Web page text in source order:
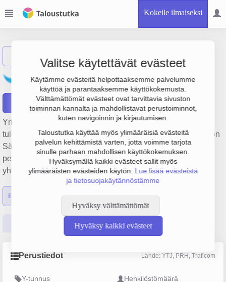
Kokeile ilmaiseksi
Valitse käytettävät evästeet
Käytämme evästeitä helpottaaksemme palvelumme
käyttöä ja parantaaksemme käyttökokemusta.
Välttämättömät evästeet ovat tarvittavia sivuston
toiminnan kannalta ja mahdollistavat perustoiminnot,
kuten navigoinnin ja kirjautumisen.
Taloustutka käyttää myös ylimääräisiä evästeitä
palvelun kehittämistä varten, jotta voimme tarjota
sinulle parhaan mahdollisen käyttökokemuksen.
Hyväksymällä kaikki evästeet sallit myös
ylimääräisten evästeiden käytön. Lue lisää evästeistä
ja tietosuojakäytännöstämme
Hyväksy välttämättömät
Hyväksy kaikki evästeet
Tampereen Energia Oy
Raportit
Yrityksen Tampereen Energia Oy liikevaihto on 193 milj. €,
tulos 26.4 milj. € ja henkilöstömäärä 198. Sen päätoimiala on
Sähkön tuotanto uusiutumattomilla energialähteillä,
perustamisvuosi 1978 ja sijainti Tampere. Yrityksen
yhtiömuoto Osakeyhtiö (OY).
Emon luvut Konsernin luvut
Tilinpäätösluvut Päättäjätiedot
Perustiedot Lähde: YTJ, PRH, Traficom
Y-tunnus Henkilöstömäärä